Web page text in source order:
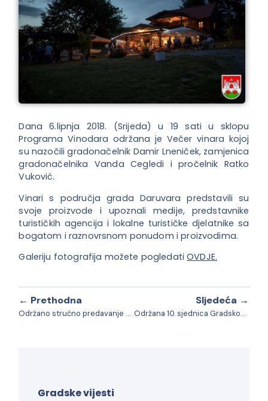
Dana 6.lipnja 2018. (Srijeda) u 19 sati u sklopu
Programa Vinodara održana je Večer vinara kojoj
su nazočili gradonačelnik Damir Lneniček, zamjenica
gradonačelnika Vanda Cegledi i pročelnik Ratko
Vuković.
Vinari s područja grada Daruvara predstavili su
svoje proizvode i upoznali medije, predstavnike
turističkih agencija i lokalne turističke djelatnike sa
bogatom i raznovrsnom ponudom i proizvodima.
Galeriju fotografija možete pogledatiOVDJE.
← Prethodna
Održano stručno predavanje na temu “Novi trendovi i administracija u obiteljskom smještaju”
Sljedeća →
Održana 10. sjednica Gradskog vijeća
Gradske vijesti